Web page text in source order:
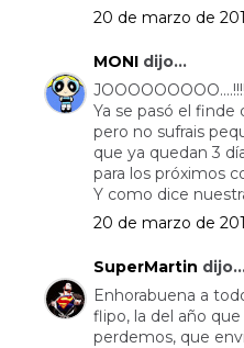
20 de marzo de
MONI dijo...
JOOOOOOOOO....!!!!
Ya se pasó el finde
pero no sufrais
que ya quedan 3
para los próximos
Y como dice
20 de marzo de
SuperMartin
Enhorabuena a
flipo, la del año
perdemos, que